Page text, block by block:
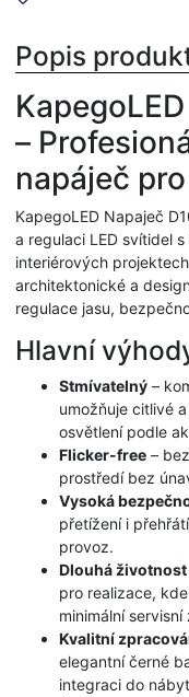
Popis
–
napáječ
KapegoLED Napaječ
a regulaci LED svítidel
interiérových
architektonické a
regulace jasu,
Hlavní
Stmívatelný –
umožňuje citlivé
osvětlení podle
Flicker-free –
prostředí bez
Vysoká
přetížení i
provoz.
Dlouhá životnost
pro realizace,
minimální servisní
Kvalitní
elegantní černé
integraci do